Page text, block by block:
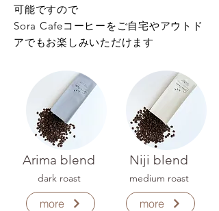
可能ですので
Sora Cafeコーヒーをご自宅やアウトド
アでもお楽しみいただけます
Arima blend
dark roast
more
Niji blend
medium roast
more